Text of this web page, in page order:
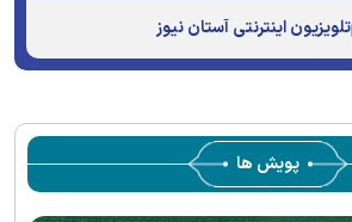
تلویزیون اینترنتی آستان نیوز
پویش ها